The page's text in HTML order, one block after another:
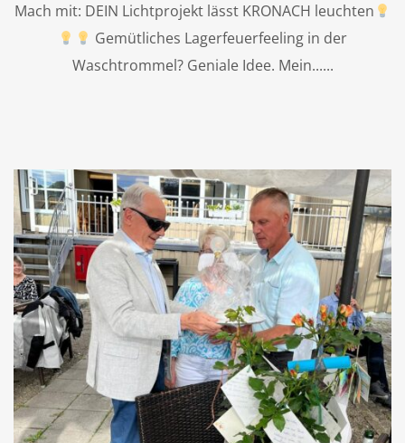
Mach mit: DEIN Lichtprojekt lässt KRONACH leuchten
Gemütliches Lagerfeuerfeeling in der
Waschtrommel? Geniale Idee. Mein...